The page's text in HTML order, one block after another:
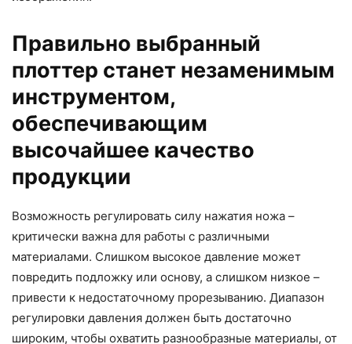
Правильно выбранный
плоттер станет незаменимым
инструментом,
обеспечивающим
высочайшее качество
продукции
Возможность регулировать силу нажатия ножа –
критически важна для работы с различными
материалами. Слишком высокое давление может
повредить подложку или основу, а слишком низкое –
привести к недостаточному прорезыванию. Диапазон
регулировки давления должен быть достаточно
широким, чтобы охватить разнообразные материалы, от